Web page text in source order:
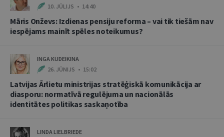
10. JŪLIJS • 14:40
Māris Onževs: Izdienas pensiju reforma – vai tik tiešām nav
iespējams mainīt spēles noteikumus?
INGA KUDEIKINA
26. JŪNIJS • 15:02
Latvijas Ārlietu ministrijas stratēģiskā komunikācija ar
diasporu: normatīvā regulējuma un nacionālās
identitātes politikas saskaņotība
LINDA LIELBRIEDE